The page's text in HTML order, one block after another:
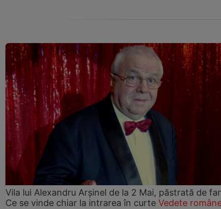
Vila lui Alexandru Arșinel de la 2 Mai, păstrată de
Ce se vinde chiar la intrarea în curte Vedete